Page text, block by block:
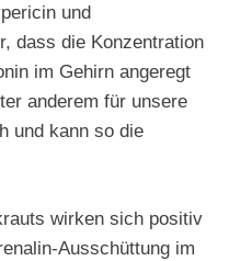
und
dass die Konzentration
im Gehirn angeregt
anderem für unsere
und kann so die
wirken sich positiv
Ausschüttung im